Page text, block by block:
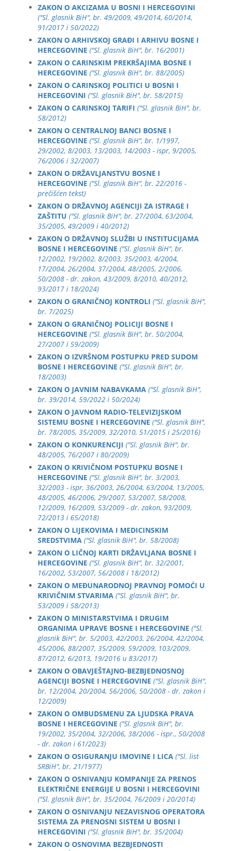
ZAKON O AKCIZAMA U BOSNI I HERCEGOVINI
("Sl. glasnik BiH", br. 49/2009, 49/2014, 60/2014,
91/2017 i 50/2022)
ZAKON O ARHIVSKOJ GRAĐI I ARHIVU BOSNE I
HERCEGOVINE ("Sl. glasnik BiH", br. 16/2001)
ZAKON O CARINSKIM PREKRŠAJIMA BOSNE I
HERCEGOVINE ("Sl. glasnik BiH", br. 88/2005)
ZAKON O CARINSKOJ POLITICI U BOSNI I
HERCEGOVINI ("Sl. glasnik BiH", br. 58/2015)
ZAKON O CARINSKOJ TARIFI ("Sl. glasnik BiH", br.
58/2012)
ZAKON O CENTRALNOJ BANCI BOSNE I
HERCEGOVINE ("Sl. glasnik BiH", br. 1/1997,
29/2002, 8/2003, 13/2003, 14/2003 - ispr, 9/2005,
76/2006 i 32/2007)
ZAKON O DRŽAVLJANSTVU BOSNE I
HERCEGOVINE ("Sl. glasnik BiH", br. 22/2016 -
prečišćen tekst)
ZAKON O DRŽAVNOJ AGENCIJI ZA ISTRAGE I
ZAŠTITU ("Sl. glasnik BiH", br. 27/2004, 63/2004,
35/2005, 49/2009 i 40/2012)
ZAKON O DRŽAVNOJ SLUŽBI U INSTITUCIJAMA
BOSNE I HERCEGOVINE ("Sl. glasnik BiH", br.
12/2002, 19/2002, 8/2003, 35/2003, 4/2004,
17/2004, 26/2004, 37/2004, 48/2005, 2/2006,
50/2008 - dr. zakon, 43/2009, 8/2010, 40/2012,
93/2017 i 18/2024)
ZAKON O GRANIČNOJ KONTROLI ("Sl. glasnik BiH",
br. 7/2025)
ZAKON O GRANIČNOJ POLICIJI BOSNE I
HERCEGOVINE ("Sl. glasnik BiH", br. 50/2004,
27/2007 i 59/2009)
ZAKON O IZVRŠNOM POSTUPKU PRED SUDOM
BOSNE I HERCEGOVINE ("Sl. glasnik BiH", br.
18/2003)
ZAKON O JAVNIM NABAVKAMA ("Sl. glasnik BiH",
br. 39/2014, 59/2022 i 50/2024)
ZAKON O JAVNOM RADIO-TELEVIZIJSKOM
SISTEMU BOSNE I HERCEGOVINE ("Sl. glasnik BiH",
br. 78/2005, 35/2009, 32/2010, 51/2015 i 25/2016)
ZAKON O KONKURENCIJI ("Sl. glasnik BiH", br.
48/2005, 76/2007 i 80/2009)
ZAKON O KRIVIČNOM POSTUPKU BOSNE I
HERCEGOVINE ("Sl. glasnik BiH", br. 3/2003,
32/2003 - ispr, 36/2003, 26/2004, 63/2004, 13/2005,
48/2005, 46/2006, 29/2007, 53/2007, 58/2008,
12/2009, 16/2009, 53/2009 - dr. zakon, 93/2009,
72/2013 i 65/2018)
ZAKON O LIJEKOVIMA I MEDICINSKIM
SREDSTVIMA ("Sl. glasnik BiH", br. 58/2008)
ZAKON O LIČNOJ KARTI DRŽAVLJANA BOSNE I
HERCEGOVINE ("Sl. glasnik BiH", br. 32/2001,
16/2002, 53/2007, 56/2008 i 18/2012)
ZAKON O MEĐUNARODNOJ PRAVNOJ POMOĆI U
KRIVIČNIM STVARIMA ("Sl. glasnik BiH", br.
53/2009 i 58/2013)
ZAKON O MINISTARSTVIMA I DRUGIM
ORGANIMA UPRAVE BOSNE I HERCEGOVINE ("Sl.
glasnik BiH", br. 5/2003, 42/2003, 26/2004, 42/2004,
45/2006, 88/2007, 35/2009, 59/2009, 103/2009,
87/2012, 6/2013, 19/2016 и 83/2017)
ZAKON O OBAVJEŠTAJNO-BEZBJEDNOSNOJ
AGENCIJI BOSNE I HERCEGOVINE ("Sl. glasnik BiH",
br. 12/2004, 20/2004, 56/2006, 50/2008 - dr. zakon i
12/2009)
ZAKON O OMBUDSMENU ZA LJUDSKA PRAVA
BOSNE I HERCEGOVINE ("Sl. glasnik BiH", br.
19/2002, 35/2004, 32/2006, 38/2006 - ispr., 50/2008
- dr. zakon i 61/2023)
ZAKON O OSIGURANJU IMOVINE I LICA ("Sl. list
SRBiH", br. 21/1977)
ZAKON O OSNIVANJU KOMPANIJE ZA PRENOS
ELEKTRIČNE ENERGIJE U BOSNI I HERCEGOVINI
("Sl. glasnik BiH", br. 35/2004, 76/2009 i 20/2014)
ZAKON O OSNIVANJU NEZAVISNOG OPERATORA
SISTEMA ZA PRENOSNI SISTEM U BOSNI I
HERCEGOVINI ("Sl. glasnik BiH", br. 35/2004)
ZAKON O OSNOVIMA BEZBJEDNOSTI